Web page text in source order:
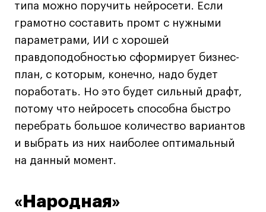
типа можно поручить нейросети. Если
грамотно составить промт с нужными
параметрами, ИИ с хорошей
правдоподобностью сформирует бизнес-
план, с которым, конечно, надо будет
поработать. Но это будет сильный драфт,
потому что нейросеть способна быстро
перебрать большое количество вариантов
и выбрать из них наиболее оптимальный
на данный момент.
«Народная»